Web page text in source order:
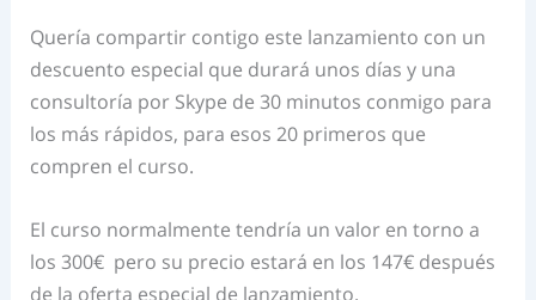
Quería compartir contigo este lanzamiento con un
descuento especial que durará unos días y una
consultoría por Skype de 30 minutos conmigo para
los más rápidos, para esos 20 primeros que
compren el curso.
El curso normalmente tendría un valor en torno a
los 300€ pero su precio estará en los 147€ después
de la oferta especial de lanzamiento.